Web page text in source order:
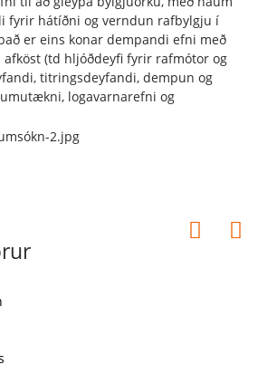
fyrir hátíðni og verndun rafbylgju í
er eins konar dempandi efni með
(td hljóðdeyfi fyrir rafmótor og
titringsdeyfandi, dempun og
logavarnarefni og